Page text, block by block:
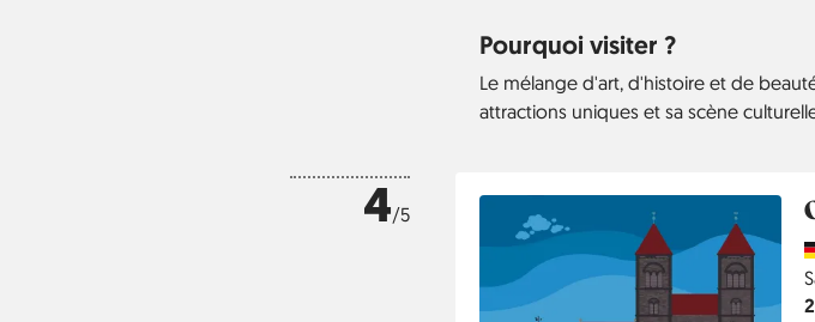
Pourquoi visiter ?
Le mélange d'art, d'histoire et de
attractions uniques et sa scène
4/5